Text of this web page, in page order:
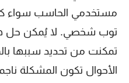
مستخدمي الحاسب سواء
توب شخصي. لا يُمكن حل
تمكنت من تحديد سببها
الأحوال تكون المشكلة